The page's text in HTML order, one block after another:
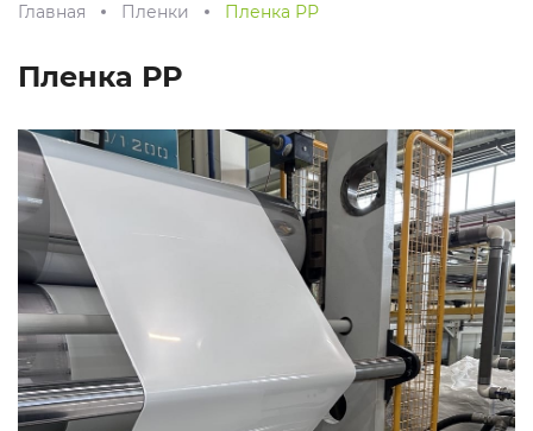
Главная Пленки Пленка РР
Пленка РР